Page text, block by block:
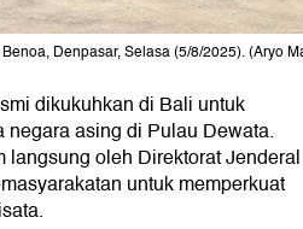
Denpasar, Selasa (5/8/2025). (Aryo
dikukuhkan di Bali untuk
asing di Pulau Dewata.
oleh Direktorat Jenderal
untuk memperkuat